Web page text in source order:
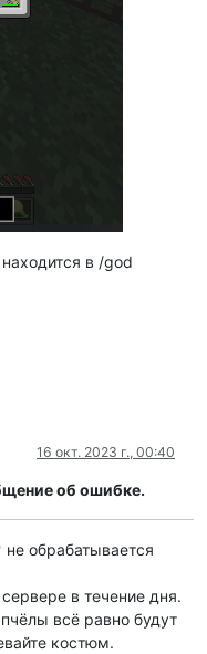
в /god
16 окт. 2023 г., 00:40
об ошибке.
не обрабатывается
в течение дня.
всё равно будут
костюм.